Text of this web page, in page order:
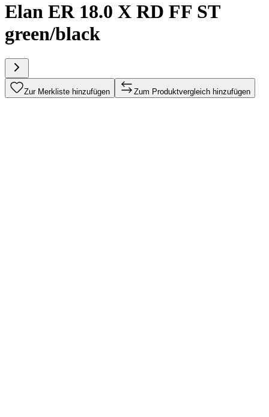
Elan ER 18.0 X RD FF ST
green/black
Zur Merkliste hinzufügen Zum Produktvergleich hinzufügen